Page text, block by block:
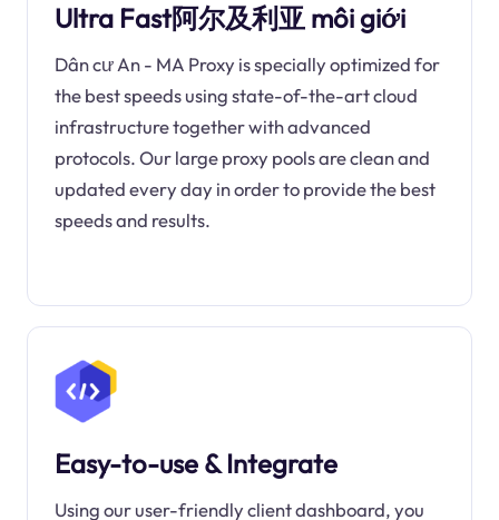
Ultra Fast阿尔及利亚 môi giới
Dân cư An - MA Proxy is specially optimized for
the best speeds using state-of-the-art cloud
infrastructure together with advanced
protocols. Our large proxy pools are clean and
updated every day in order to provide the best
speeds and results.
Easy-to-use & Integrate
Using our user-friendly client dashboard, you